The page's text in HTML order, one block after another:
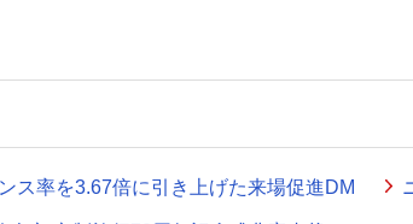
ス率を3.67倍に引き上げた来場促進DM